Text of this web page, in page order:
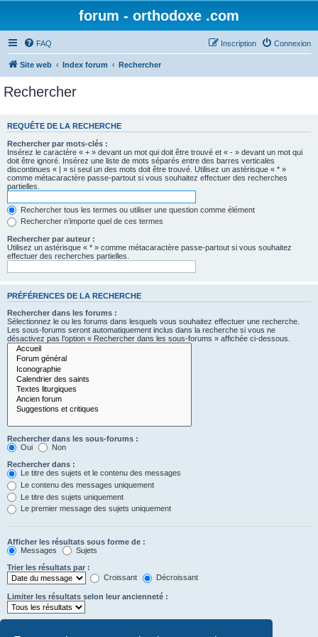
forum - orthodoxe .com
FAQ Connexion
Inscription
Site web Index forum Rechercher
Rechercher
REQUÊTE DE LA RECHERCHE
Rechercher par mots-clés :
Insérez le caractère « + » devant un mot qui doit être trouvé et « - » devant un mot qui
doit être ignoré. Insérez une liste de mots séparés entre des barres verticales
discontinues « | » si seul un des mots doit être trouvé. Utilisez un astérisque « * »
comme métacaractère passe-partout si vous souhaitez effectuer des recherches
partielles.
Rechercher tous les termes ou utiliser une question comme élément
Rechercher n’importe quel de ces termes
Rechercher par auteur :
Utilisez un astérisque « * » comme métacaractère passe-partout si vous souhaitez
effectuer des recherches partielles.
PRÉFÉRENCES DE LA RECHERCHE
Rechercher dans les forums :
Sélectionnez le ou les forums dans lesquels vous souhaitez effectuer une recherche.
Les sous-forums seront automatiquement inclus dans la recherche si vous ne
désactivez pas l’option « Rechercher dans les sous-forums » affichée ci-dessous.
Rechercher dans les sous-forums :
Oui
Non
Rechercher dans :
Le titre des sujets et le contenu des messages
Le contenu des messages uniquement
Le titre des sujets uniquement
Le premier message des sujets uniquement
Afficher les résultats sous forme de :
Messages
Sujets
Trier les résultats par :
Croissant
Décroissant
Limiter les résultats selon leur ancienneté :